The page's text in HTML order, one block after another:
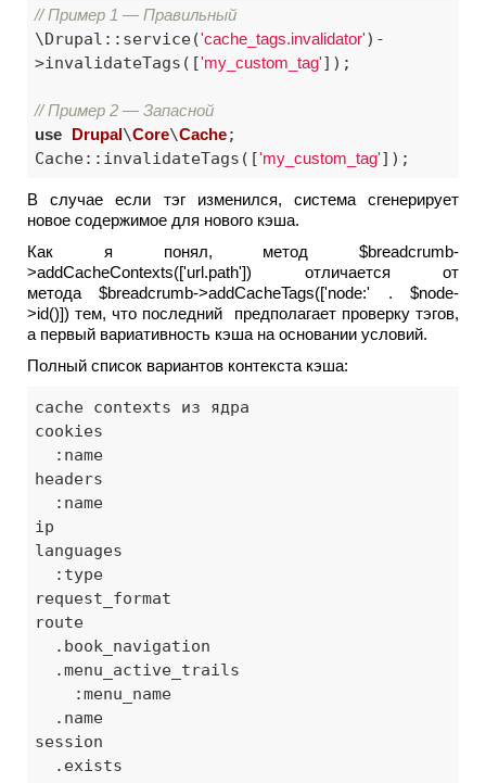
// Пример 1 — Правильный
\Drupal::service('cache_tags.invalidator')-
>invalidateTags(['my_custom_tag']);
// Пример 2 — Запасной
use Drupal\Core\Cache;
Cache::invalidateTags(['my_custom_tag']);
В случае если тэг изменился, система сгенерирует
новое содержимое для нового кэша.
Как я понял, метод $breadcrumb-
>addCacheContexts(['url.path']) отличается от
метода $breadcrumb->addCacheTags(['node:' . $node-
>id()]) тем, что последний предполагает проверку тэгов,
а первый вариативность кэша на основании условий.
Полный список вариантов контекста кэша:
cache contexts из ядра
cookies
headers
ip
languages
request_format
route
session